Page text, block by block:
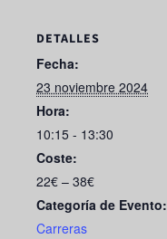
o
k
DETALLES
Fecha:
23 noviembre 2024
Hora:
10:15 - 13:30
Coste:
22€ – 38€
Categoría de Evento:
Carreras